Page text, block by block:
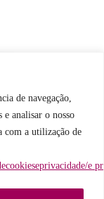
de navegação,
e analisar o nosso
com a utilização de
e